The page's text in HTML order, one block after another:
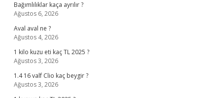
Bağımlılıklar kaça ayrılır ?
Ağustos 6, 2026
Aval aval ne ?
Ağustos 4, 2026
1 kilo kuzu eti kaç TL 2025 ?
Ağustos 3, 2026
1.4 16 valf Clio kaç beygir ?
Ağustos 3, 2026